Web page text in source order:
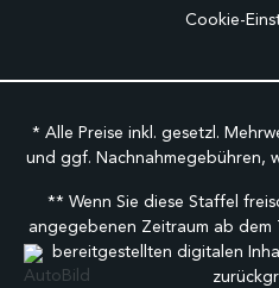
Cookie-
* Alle Preise inkl. gesetzl.
und ggf. Nachnahmegebühren,
** Wenn Sie diese Staffel
angegebenen Zeitraum ab dem
bereitgestellten digitalen